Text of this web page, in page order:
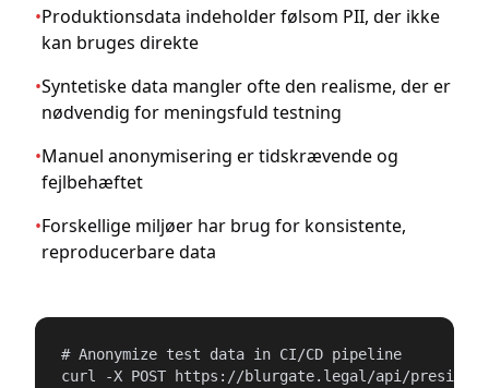
•Produktionsdata indeholder følsom PII, der ikke
kan bruges direkte
•Syntetiske data mangler ofte den realisme, der er
nødvendig for meningsfuld testning
•Manuel anonymisering er tidskrævende og
fejlbehæftet
•Forskellige miljøer har brug for konsistente,
reproducerbare data
# Anonymize test data in CI/CD pipeline
curl -X POST https://blurgate.legal/api/presidio/